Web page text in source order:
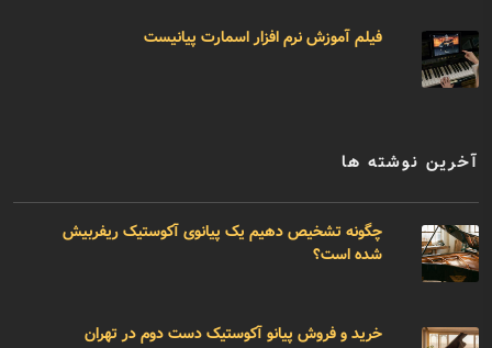
فیلم آموزش نرم افزار اسمارت پیانیست
آخرین نوشته ها
چگونه تشخیص دهیم یک پیانوی آکوستیک ریفربیش
شده است؟
خرید و فروش پیانو آکوستیک دست دوم در تهران